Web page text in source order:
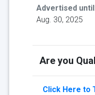
Advertised
Aug. 30, 2025
Are you
Click Here to